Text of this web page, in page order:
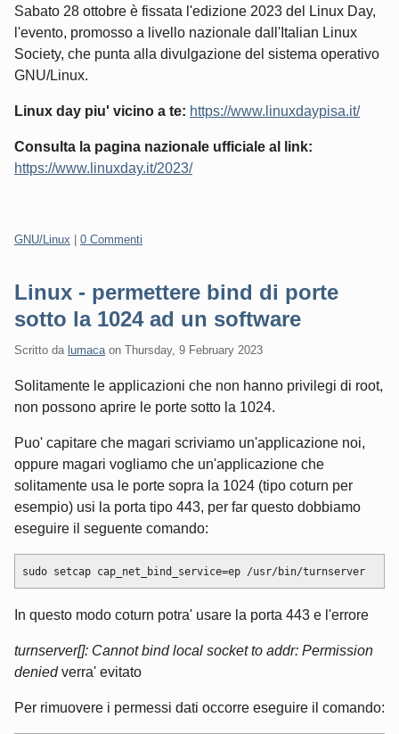
Sabato 28 ottobre è fissata l'edizione 2023 del Linux Day,
l'evento, promosso a livello nazionale dall'Italian Linux
Society, che punta alla divulgazione del sistema operativo
GNU/Linux.
Linux day piu' vicino a te: https://www.linuxdaypisa.it/
Consulta la pagina nazionale ufficiale al link:
https://www.linuxday.it/2023/
Categorie:
GNU/Linux 0 Commenti
Linux - permettere bind di porte
sotto la 1024 ad un software
Scritto da lumacaon Thursday, 9 February 2023
Solitamente le applicazioni che non hanno privilegi di root,
non possono aprire le porte sotto la 1024.
Puo' capitare che magari scriviamo un'applicazione noi,
oppure magari vogliamo che un'applicazione che
solitamente usa le porte sopra la 1024 (tipo coturn per
esempio) usi la porta tipo 443, per far questo dobbiamo
eseguire il seguente comando:
sudo setcap cap_net_bind_service=ep /usr/bin/turnserver
In questo modo coturn potra' usare la porta 443 e l'errore
turnserver[]: Cannot bind local socket to addr: Permission
deniedverra' evitato
Per rimuovere i permessi dati occorre eseguire il comando: